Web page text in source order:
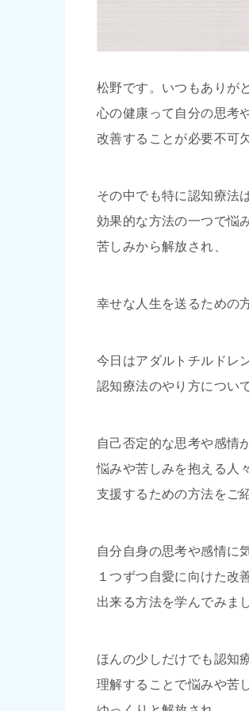
松野です。いつもありが
心の健康って自分の思考
改善することが必要不可
その中でも特に認知療法は
効果的な方法の一つで悩
苦しみから解放され、
幸せな人生を送るための
今日はアダルトチルドレ
認知療法のやり方につい
自己否定的な思考や感情
悩みや苦しみを抱える人
支援するための方法をご
自分自身の思考や感情に
１つずつ自愛に向けた改
出来る方法を学んでみま
ほんの少しだけでも認知
理解することで悩みや苦